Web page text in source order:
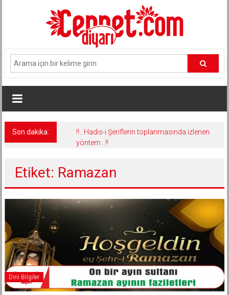
Son dakika:
!!.. Hadis-i Şeriflerin toplanmasında izlenen
yöntem ..!!
Etiket: Ramazan
Dini Bilgiler